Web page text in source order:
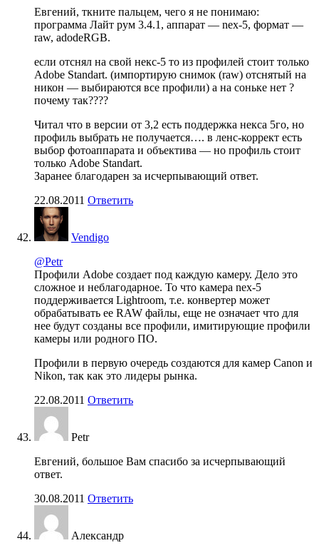
Евгений, ткните пальцем, чего я не понимаю:
программа Лайт рум 3.4.1, аппарат — nex-5, формат —
raw, adodeRGB.
если отснял на свой некс-5 то из профилей стоит только
Adobe Standart. (импортирую снимок (raw) отснятый на
никон — выбираются все профили) а на соньке нет ?
почему так????
Читал что в версии от 3,2 есть поддержка некса 5го, но
профиль выбрать не получается…. в ленс-коррект есть
выбор фотоаппарата и объектива — но профиль стоит
только Adobe Standart.
Заранее благодарен за исчерпывающий ответ.
22.08.2011 Ответить
Vendigo
@Petr
Профили Adobe создает под каждую камеру. Дело это
сложное и неблагодарное. То что камера nex-5
поддерживается Lightroom, т.е. конвертер может
обрабатывать ее RAW файлы, еще не означает что для
нее будут созданы все профили, имитирующие профили
камеры или родного ПО.
Профили в первую очередь создаются для камер Canon и
Nikon, так как это лидеры рынка.
22.08.2011 Ответить
Petr
Евгений, большое Вам спасибо за исчерпывающий
ответ.
30.08.2011 Ответить
Александр